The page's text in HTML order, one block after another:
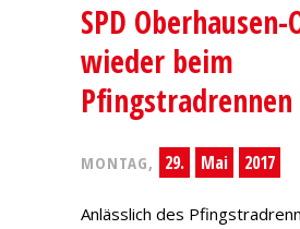
SPD Oberhausen-
wieder beim
MONTAG, 29. Mai 2017
Anlässlich des